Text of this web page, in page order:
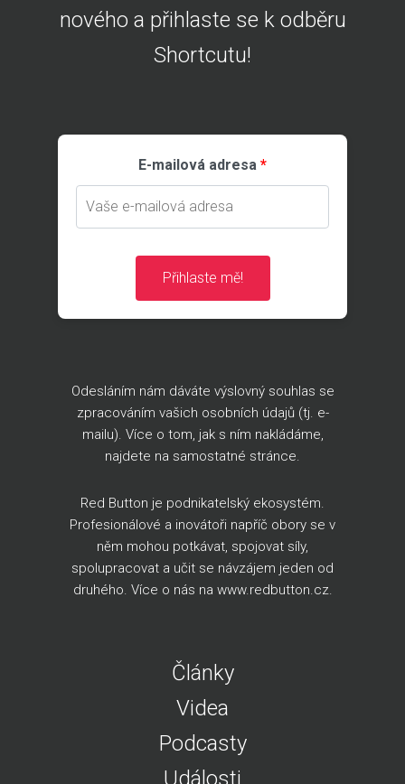
nového a přihlaste se k odběru
Shortcutu!
E-mailová adresa
Přihlaste mě!
Odesláním nám dáváte výslovný souhlas se
zpracováním vašich osobních údajů (tj. e-
mailu). Více o tom, jak s ním nakládáme,
najdete na samostatné stránce.
Red Button je podnikatelský ekosystém.
Profesionálové a inovátoři napříč obory se v
něm mohou potkávat, spojovat síly,
spolupracovat a učit se návzájem jeden od
druhého. Více o nás na www.redbutton.cz.
Články
Videa
Podcasty
Události